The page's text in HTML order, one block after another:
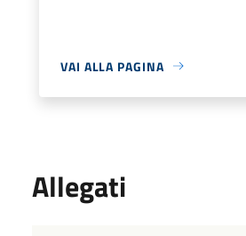
VAI ALLA PAGINA
Allegati